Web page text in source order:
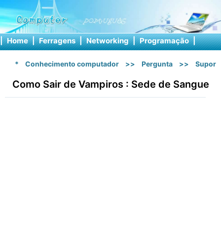
| Home | Ferragens | Networking | Programação |
* Conhecimento computador >> Pergunta >>
Como Sair de Vampiros : Sede de Sangue